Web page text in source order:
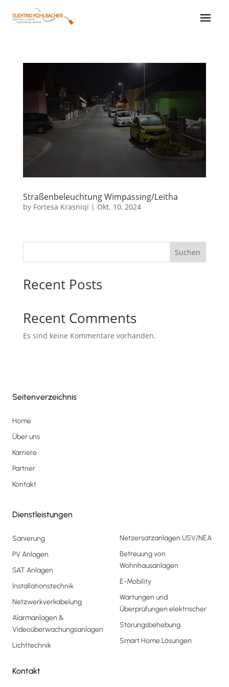
Straßenbeleuchtung Wimpassing/Leitha
by Fortesa Krasniqi | Okt. 10, 2024
Suchen
Recent Posts
Recent Comments
Es sind keine Kommentare vorhanden.
Seitenverzeichnis
Home
Über uns
Karriere
Partner
Kontakt
Dienstleistungen
Sanierung
PV Anlagen
SAT Anlagen
Installationstechnik
Netzwerkverkabelung
Alarmanlagen &
Videoüberwachungsanlagen
Lichttechnik
Netzersatzanlagen USV/NEA
Betreuung von
Wohnhausanlagen
E-Mobility
Wartungen und
Überprüfungen elektrischer
Störungsbehebung
Smart Home Lösungen
Kontakt